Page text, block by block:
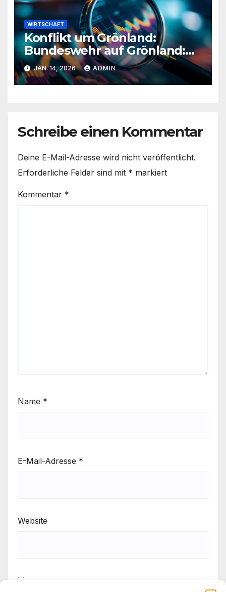
WIRTSCHAFT
Konflikt um Grönland:
Bundeswehr auf Grönland:
Europäer verstärken
Sicherheit
JAN. 14, 2026 ADMIN
Schreibe einen Kommentar
Deine E-Mail-Adresse wird nicht veröffentlicht.
Erforderliche Felder sind mit * markiert
Kommentar *
Name *
E-Mail-Adresse *
Website